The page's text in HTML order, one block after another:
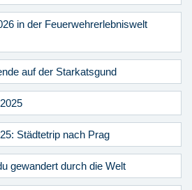
in der Feuerwehrerlebniswelt
auf der Starkatsgund
Städtetrip nach Prag
gewandert durch die Welt